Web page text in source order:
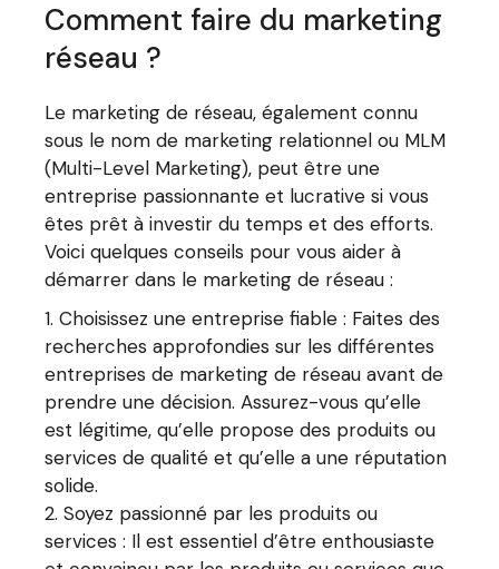
Comment faire du marketing
réseau ?
Le marketing de réseau, également connu
sous le nom de marketing relationnel ou MLM
(Multi-Level Marketing), peut être une
entreprise passionnante et lucrative si vous
êtes prêt à investir du temps et des efforts.
Voici quelques conseils pour vous aider à
démarrer dans le marketing de réseau :
Choisissez une entreprise fiable : Faites des
recherches approfondies sur les différentes
entreprises de marketing de réseau avant de
prendre une décision. Assurez-vous qu’elle
est légitime, qu’elle propose des produits ou
services de qualité et qu’elle a une réputation
solide.
Soyez passionné par les produits ou
services : Il est essentiel d’être enthousiaste